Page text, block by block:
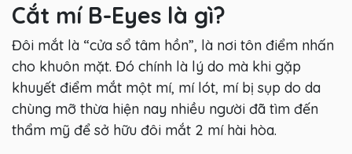
Cắt mí B-Eyes là gì?
Đôi mắt là “cửa sổ tâm hồn”, là nơi tôn điểm nhấn
cho khuôn mặt. Đó chính là lý do mà khi gặp
khuyết điểm mắt một mí, mí lót, mí bị sụp do da
chùng mỡ thừa hiện nay nhiều người đã tìm đến
thẩm mỹ để sở hữu đôi mắt 2 mí hài hòa.